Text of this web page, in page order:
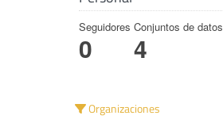
Seguidores
0
Conjuntos de datos
4
Organizaciones